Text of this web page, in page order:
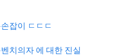
잡이 ㄷㄷㄷ
치의자 에 대한 진실